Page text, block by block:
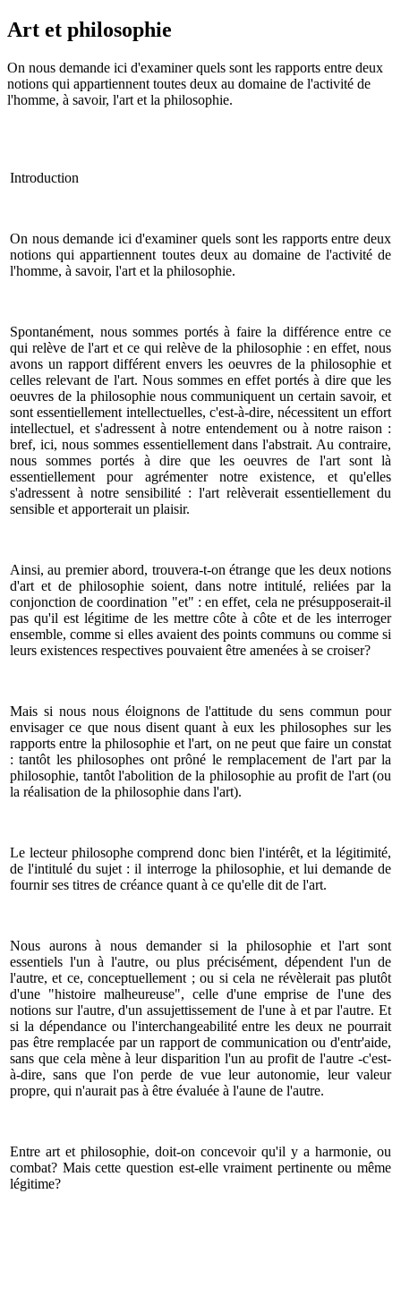
Art et philosophie
On nous demande ici d'examiner quels sont les rapports entre deux
notions qui appartiennent toutes deux au domaine de l'activité de
l'homme, à savoir, l'art et la philosophie.
Introduction
On nous demande ici d'examiner quels sont les rapports entre deux
notions qui appartiennent toutes deux au domaine de l'activité de
l'homme, à savoir, l'art et la philosophie.
Spontanément, nous sommes portés à faire la différence entre ce
qui relève de l'art et ce qui relève de la philosophie : en effet, nous
avons un rapport différent envers les oeuvres de la philosophie et
celles relevant de l'art. Nous sommes en effet portés à dire que les
oeuvres de la philosophie nous communiquent un certain savoir, et
sont essentiellement intellectuelles, c'est-à-dire, nécessitent un effort
intellectuel, et s'adressent à notre entendement ou à notre raison :
bref, ici, nous sommes essentiellement dans l'abstrait. Au contraire,
nous sommes portés à dire que les oeuvres de l'art sont là
essentiellement pour agrémenter notre existence, et qu'elles
s'adressent à notre sensibilité : l'art relèverait essentiellement du
sensible et apporterait un plaisir.
Ainsi, au premier abord, trouvera-t-on étrange que les deux notions
d'art et de philosophie soient, dans notre intitulé, reliées par la
conjonction de coordination "et" : en effet, cela ne présupposerait-il
pas qu'il est légitime de les mettre côte à côte et de les interroger
ensemble, comme si elles avaient des points communs ou comme si
leurs existences respectives pouvaient être amenées à se croiser?
Mais si nous nous éloignons de l'attitude du sens commun pour
envisager ce que nous disent quant à eux les philosophes sur les
rapports entre la philosophie et l'art, on ne peut que faire un constat
: tantôt les philosophes ont prôné le remplacement de l'art par la
philosophie, tantôt l'abolition de la philosophie au profit de l'art (ou
la réalisation de la philosophie dans l'art).
Le lecteur philosophe comprend donc bien l'intérêt, et la légitimité,
de l'intitulé du sujet : il interroge la philosophie, et lui demande de
fournir ses titres de créance quant à ce qu'elle dit de l'art.
Nous aurons à nous demander si la philosophie et l'art sont
essentiels l'un à l'autre, ou plus précisément, dépendent l'un de
l'autre, et ce, conceptuellement ; ou si cela ne révèlerait pas plutôt
d'une "histoire malheureuse", celle d'une emprise de l'une des
notions sur l'autre, d'un assujettissement de l'une à et par l'autre. Et
si la dépendance ou l'interchangeabilité entre les deux ne pourrait
pas être remplacée par un rapport de communication ou d'entr'aide,
sans que cela mène à leur disparition l'un au profit de l'autre -c'est-
à-dire, sans que l'on perde de vue leur autonomie, leur valeur
propre, qui n'aurait pas à être évaluée à l'aune de l'autre.
Entre art et philosophie, doit-on concevoir qu'il y a harmonie, ou
combat? Mais cette question est-elle vraiment pertinente ou même
légitime?